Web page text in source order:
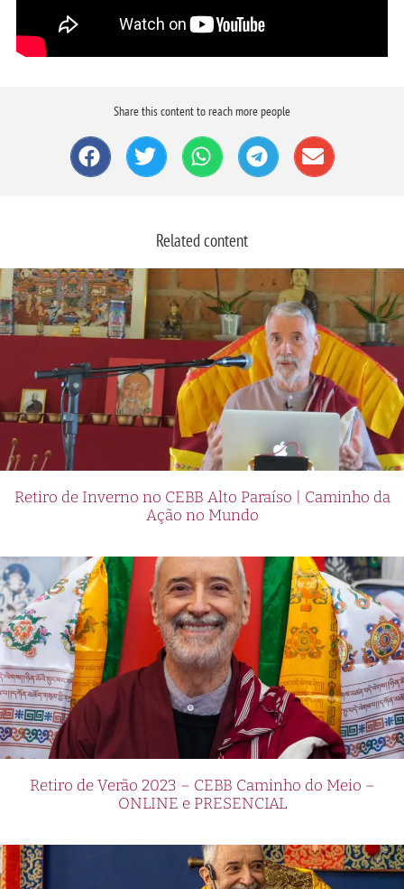
Share this content to reach more people
Related content
Retiro de Inverno no CEBB Alto Paraíso | Caminho da
Ação no Mundo
Retiro de Verão 2023 – CEBB Caminho do Meio –
ONLINE e PRESENCIAL